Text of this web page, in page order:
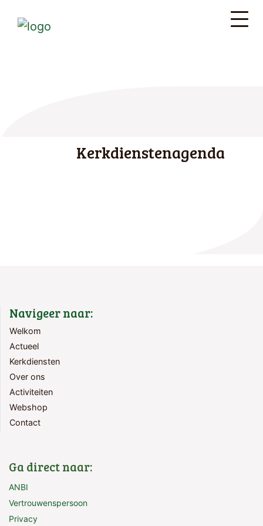
Kerkdienstenagenda
Navigeer naar:
Welkom
Actueel
Kerkdiensten
Over ons
Activiteiten
Webshop
Contact
Ga direct naar:
ANBI
Vertrouwenspersoon
Privacy